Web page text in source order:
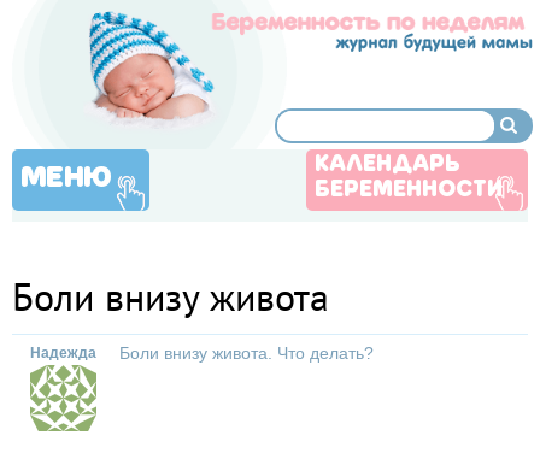
МЕНЮ
КАЛЕНДАРЬ
БЕРЕМЕННОСТИ
Боли внизу живота
Надежда Боли внизу живота. Что делать?